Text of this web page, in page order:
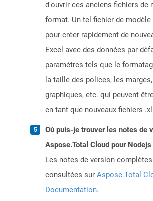
d'ouvrir ces anciens fichiers de
format. Un tel fichier de
pour créer rapidement de
Excel avec des données par
paramètres tels que le
la taille des polices, les
graphiques, etc. qui peuvent
en tant que nouveaux fichiers
Où puis-je trouver les notes de
Aspose.Total Cloud pour Nodejs
Les notes de version
consultées sur Aspose.Total
Documentation.